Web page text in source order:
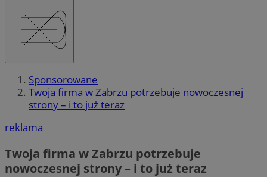
Sponsorowane
Twoja firma w Zabrzu potrzebuje nowoczesnej
strony – i to już teraz
reklama
Twoja firma w Zabrzu potrzebuje
nowoczesnej strony – i to już teraz